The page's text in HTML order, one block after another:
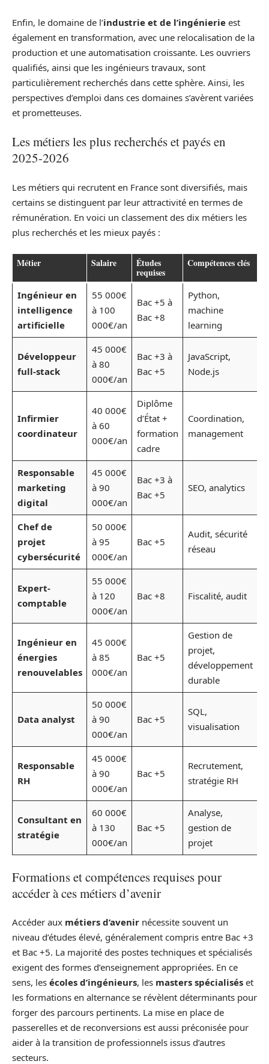
Enfin, le domaine de l’industrie et de l’ingénierie est
également en transformation, avec une relocalisation de la
production et une automatisation croissante. Les ouvriers
qualifiés, ainsi que les ingénieurs travaux, sont
particulièrement recherchés dans cette sphère. Ainsi, les
perspectives d’emploi dans ces domaines s’avèrent variées
et prometteuses.
Les métiers les plus recherchés et payés en
2025-2026
Les métiers qui recrutent en France sont diversifiés, mais
certains se distinguent par leur attractivité en termes de
rémunération. En voici un classement des dix métiers les
plus recherchés et les mieux payés :
Métier Salaire Études
requises
Compétences clés
Ingénieur en
intelligence
artificielle
55 000€
à 100
000€/an
Bac +5 à
Bac +8
Python,
machine
learning
Développeur
full-stack
45 000€
à 80
000€/an
Bac +3 à
Bac +5
JavaScript,
Node.js
Infirmier
coordinateur
40 000€
à 60
000€/an
Diplôme
d’État +
formation
cadre
Coordination,
management
Responsable
marketing
digital
45 000€
à 90
000€/an
Bac +3 à
Bac +5
SEO, analytics
Chef de
projet
cybersécurité
50 000€
à 95
000€/an
Bac +5
Audit, sécurité
réseau
Expert-
comptable
55 000€
à 120
000€/an
Bac +8 Fiscalité, audit
Ingénieur en
énergies
renouvelables
45 000€
à 85
000€/an
Bac +5
Gestion de
projet,
développement
durable
Data analyst
50 000€
à 90
000€/an
Bac +5
SQL,
visualisation
Responsable
RH
45 000€
à 90
000€/an
Bac +5
Recrutement,
stratégie RH
Consultant en
stratégie
60 000€
à 130
000€/an
Bac +5
Analyse,
gestion de
projet
Formations et compétences requises pour
accéder à ces métiers d’avenir
Accéder aux métiers d’avenir nécessite souvent un
niveau d’études élevé, généralement compris entre Bac +3
et Bac +5. La majorité des postes techniques et spécialisés
exigent des formes d’enseignement appropriées. En ce
sens, les écoles d’ingénieurs, les masters spécialisés et
les formations en alternance se révèlent déterminants pour
forger des parcours pertinents. La mise en place de
passerelles et de reconversions est aussi préconisée pour
aider à la transition de professionnels issus d’autres
secteurs.